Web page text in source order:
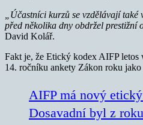
„Účastníci kurzů se vzdělávají
před několika dny obdržel prestižní
David Kolář.
Fakt je, že Etický kodex AIFP
14. ročníku ankety Zákon roku jako
AIFP má nový
Dosavadní byl z